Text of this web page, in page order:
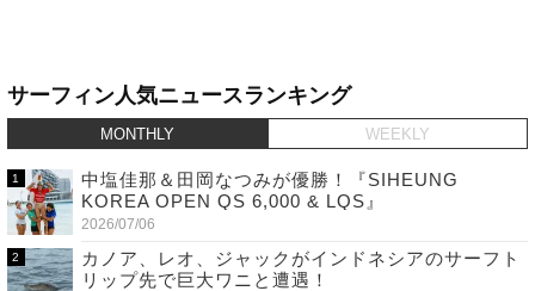
サーフィン人気ニュースランキング
MONTHLY WEEKLY
中塩佳那＆田岡なつみが優勝！『SIHEUNG
KOREA OPEN QS 6,000 & LQS』
2026/07/06
カノア、レオ、ジャックがインドネシアのサーフト
リップ先で巨大ワニと遭遇！